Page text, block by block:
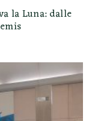
la Luna: dalle